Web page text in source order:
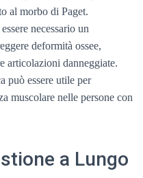
al morbo di Paget.
necessario un
deformità ossee,
articolazioni danneggiate.
può essere utile per
muscolare nelle persone con
a Lungo